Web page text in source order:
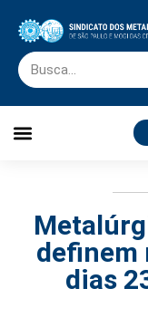
definem
dias